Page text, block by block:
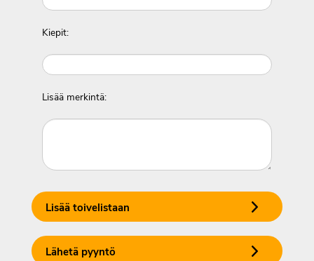
Kiepit:
Lisää merkintä:
Lisää toivelistaan
Lähetä pyyntö